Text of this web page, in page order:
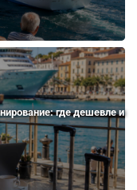
где дешевле и